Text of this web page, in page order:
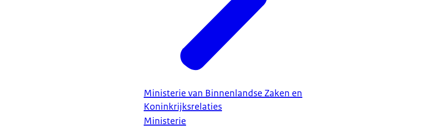
Ministerie van Binnenlandse Zaken en
Koninkrijksrelaties
Ministerie